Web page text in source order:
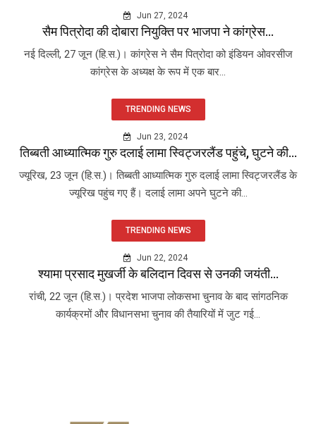
Jun 27, 2024
सैम पित्रोदा की दोबारा नियुक्ति पर भाजपा ने कांग्रेस...
नई दिल्ली, 27 जून (हि.स.)। कांग्रेस ने सैम पित्रोदा को इंडियन ओवरसीज
कांग्रेस के अध्यक्ष के रूप में एक बार...
TRENDING NEWS
Jun 23, 2024
तिब्बती आध्यात्मिक गुरु दलाई लामा स्विट्जरलैंड पहुंचे, घुटने की...
ज्यूरिख, 23 जून (हि.स.)। तिब्बती आध्यात्मिक गुरु दलाई लामा स्विट्जरलैंड के
ज्यूरिख पहुंच गए हैं। दलाई लामा अपने घुटने की...
TRENDING NEWS
Jun 22, 2024
श्यामा प्रसाद मुखर्जी के बलिदान दिवस से उनकी जयंती...
रांची, 22 जून (हि.स.)। प्रदेश भाजपा लोकसभा चुनाव के बाद सांगठनिक
कार्यक्रमों और विधानसभा चुनाव की तैयारियों में जुट गई...